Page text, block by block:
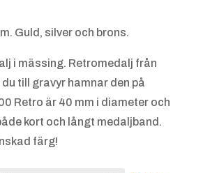
Guld, silver och brons.
i mässing. Retromedalj från
till gravyr hamnar den på
Retro är 40 mm i diameter och
kort och långt medaljband.
färg!